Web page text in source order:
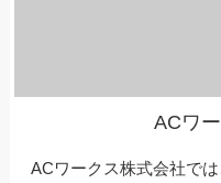
ACワ
ACワークス株式会社で